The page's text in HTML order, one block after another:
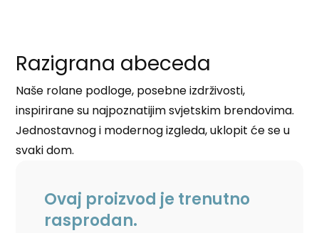
Razigrana abeceda
Naše rolane podloge, posebne izdrživosti,
inspirirane su najpoznatijim svjetskim brendovima.
Jednostavnog i modernog izgleda, uklopit će se u
svaki dom.
Ovaj proizvod je trenutno
rasprodan.